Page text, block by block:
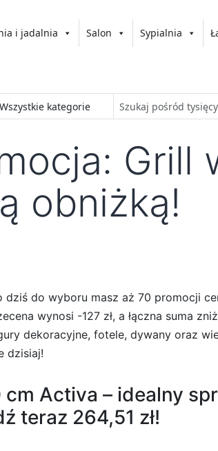
i jadalnia Salon Sypialnia
Grill
obniżką!
dziś do wyboru masz aż 70 promocji
wynosi -127 zł, a łączna suma
dekoracyjne, fotele, dywany oraz
dzisiaj!
Activa – idealny
teraz 264,51 zł!